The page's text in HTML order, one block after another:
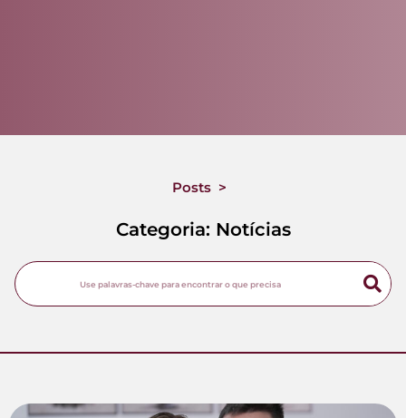
Posts >
Categoria: Notícias